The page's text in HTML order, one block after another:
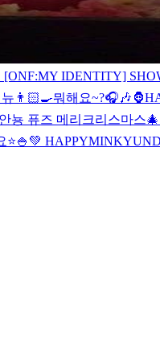
IDENTITY]
👨🏻‍🍳뭐해요~?🎧🎶
안뇽 퓨즈 메리크리스마스🎄
⭐️🍚 💚